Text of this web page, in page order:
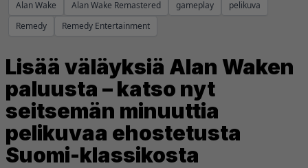
Alan Wake Alan Wake Remastered gameplay
pelikuva
Remedy
Remedy Entertainment
Lisää väläyksiä Alan Waken
paluusta – katso nyt
seitsemän minuuttia
pelikuvaa ehostetusta
Suomi-klassikosta